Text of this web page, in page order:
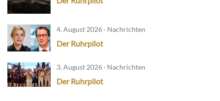
4. August 2026 · Nachrichten
Der Ruhrpilot
3. August 2026 · Nachrichten
Der Ruhrpilot